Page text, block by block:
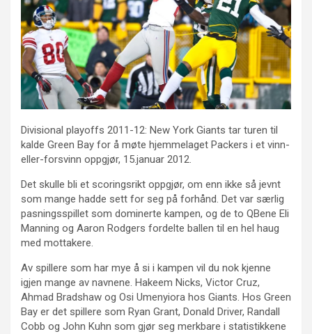
Divisional playoffs 2011-12: New York Giants tar turen til
kalde Green Bay for å møte hjemmelaget Packers i et vinn-
eller-forsvinn oppgjør, 15.januar 2012.
Det skulle bli et scoringsrikt oppgjør, om enn ikke så jevnt
som mange hadde sett for seg på forhånd. Det var særlig
pasningsspillet som dominerte kampen, og de to QBene Eli
Manning og Aaron Rodgers fordelte ballen til en hel haug
med mottakere.
Av spillere som har mye å si i kampen vil du nok kjenne
igjen mange av navnene. Hakeem Nicks, Victor Cruz,
Ahmad Bradshaw og Osi Umenyiora hos Giants. Hos Green
Bay er det spillere som Ryan Grant, Donald Driver, Randall
Cobb og John Kuhn som gjør seg merkbare i statistikkene